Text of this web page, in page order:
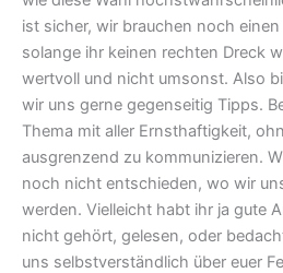
ist sicher, wir brauchen noch
solange ihr keinen rechten Dreck
wertvoll und nicht umsonst. Also
wir uns gerne gegenseitig Tipps.
Thema mit aller Ernsthaftigkeit,
ausgrenzend zu kommunizieren.
noch nicht entschieden, wo wir
werden. Vielleicht habt ihr ja gute
nicht gehört, gelesen, oder
uns selbstverständlich über euer